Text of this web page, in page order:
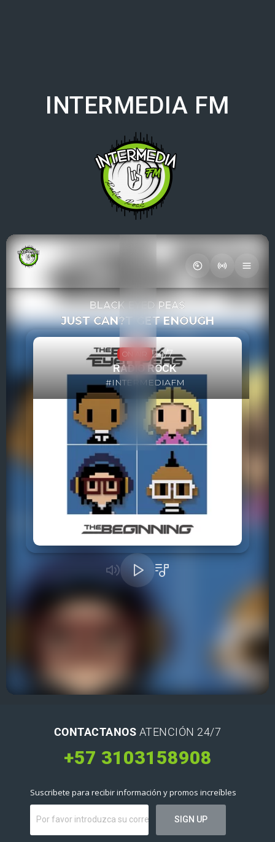
INTERMEDIA FM
CONTACTANOS ATENCIÓN 24/7
+57 3103158908
Suscribete para recibir información y promos increíbles